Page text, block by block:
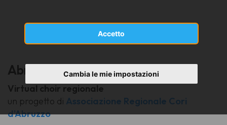
Accetto
Cambia le mie impostazioni
Abruzzo
Virtual choir regionale
un progetto di Associazione Regionale Cori
d'Abruzzo